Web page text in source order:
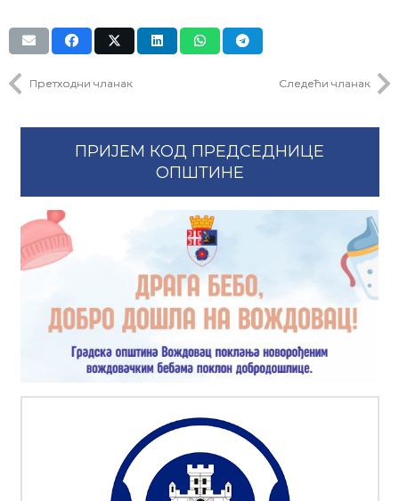
Претходни чланак Следећи чланак
ПРИЈЕМ КОД ПРЕДСЕДНИЦЕ
ОПШТИНЕ